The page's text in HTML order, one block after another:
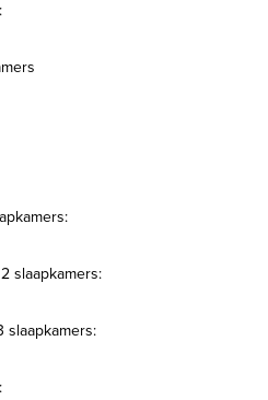
slaapkamers:
slaapkamers: